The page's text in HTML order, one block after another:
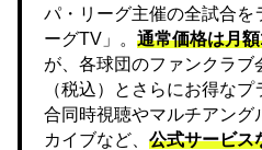
パ・リーグ主催の全試合を
ーグTV」。 通常価格は月
が、各球団のファンクラブ
（税込）とさらにお得な
合同時視聴やマルチアング
カイブなど、 公式サービス